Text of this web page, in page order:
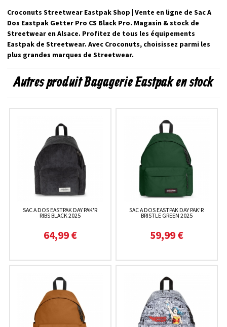
Croconuts Streetwear Eastpak Shop | Vente en ligne de Sac A
Dos Eastpak Getter Pro CS Black Pro. Magasin & stock de
Streetwear en Alsace. Profitez de tous les équipements
Eastpak de Streetwear. Avec Croconuts, choisissez parmi les
plus grandes marques de Streetwear.
Autres produit Bagagerie Eastpak en stock
SAC A DOS EASTPAK DAY PAK'R
RIBS BLACK 2025
64,99 €
SAC A DOS EASTPAK DAY PAK'R
BRISTLE GREEN 2025
59,99 €